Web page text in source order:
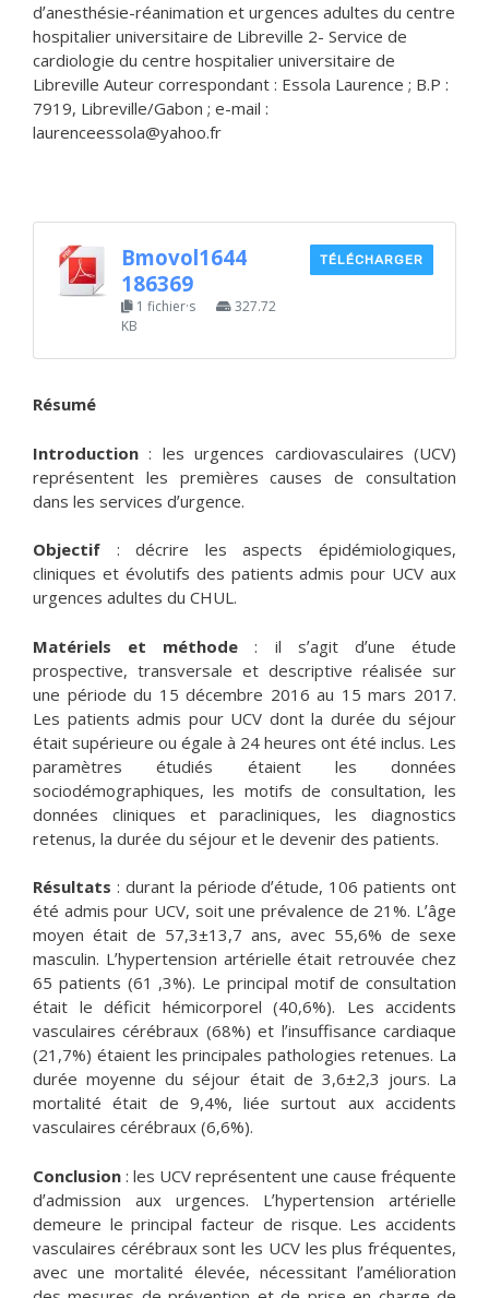
dʼanesthésie-réanimation et urgences adultes du centre
hospitalier universitaire de Libreville 2- Service de
cardiologie du centre hospitalier universitaire de
Libreville Auteur correspondant : Essola Laurence ; B.P :
7919, Libreville/Gabon ; e-mail :
laurenceessola@yahoo.fr
Bmovol1644
186369
1 fichier·s
327.72
KB
TÉLÉCHARGER
Résumé
Introduction : les urgences cardiovasculaires (UCV)
représentent les premières causes de consultation
dans les services dʼurgence.
Objectif : décrire les aspects épidémiologiques,
cliniques et évolutifs des patients admis pour UCV aux
urgences adultes du CHUL.
Matériels et méthode : il sʼagit dʼune étude
prospective, transversale et descriptive réalisée sur
une période du 15 décembre 2016 au 15 mars 2017.
Les patients admis pour UCV dont la durée du séjour
était supérieure ou égale à 24 heures ont été inclus. Les
paramètres étudiés étaient les données
sociodémographiques, les motifs de consultation, les
données cliniques et paracliniques, les diagnostics
retenus, la durée du séjour et le devenir des patients.
Résultats : durant la période dʼétude, 106 patients ont
été admis pour UCV, soit une prévalence de 21%. Lʼâge
moyen était de 57,3±13,7 ans, avec 55,6% de sexe
masculin. Lʼhypertension artérielle était retrouvée chez
65 patients (61 ,3%). Le principal motif de consultation
était le déficit hémicorporel (40,6%). Les accidents
vasculaires cérébraux (68%) et lʼinsuffisance cardiaque
(21,7%) étaient les principales pathologies retenues. La
durée moyenne du séjour était de 3,6±2,3 jours. La
mortalité était de 9,4%, liée surtout aux accidents
vasculaires cérébraux (6,6%).
Conclusion : les UCV représentent une cause fréquente
dʼadmission aux urgences. Lʼhypertension artérielle
demeure le principal facteur de risque. Les accidents
vasculaires cérébraux sont les UCV les plus fréquentes,
avec une mortalité élevée, nécessitant lʼamélioration